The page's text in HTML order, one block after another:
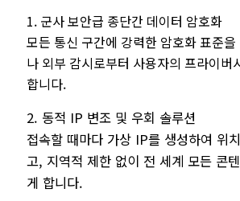
1. 군사 보안급 종단간 데이터 암호화
모든 통신 구간에 강력한 암호화 표준
나 외부 감시로부터 사용자의 프라이버
합니다.
2. 동적 IP 변조 및 우회 솔루션
접속할 때마다 가상 IP를 생성하여 위
고, 지역적 제한 없이 전 세계 모든 콘
게 합니다.